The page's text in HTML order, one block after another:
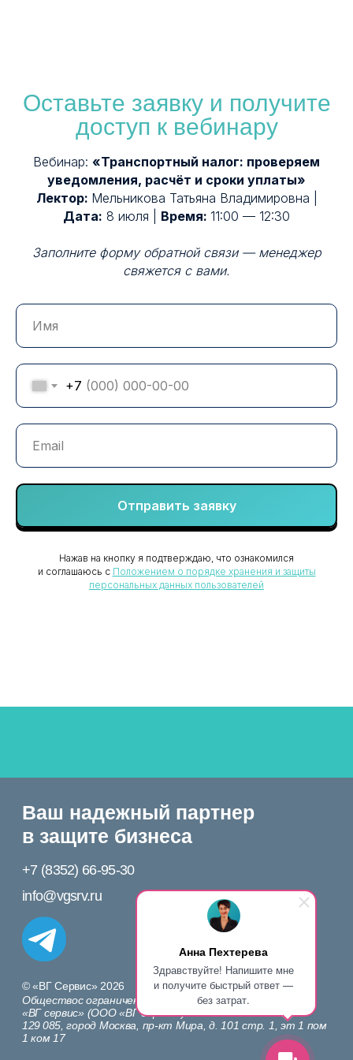
Анна Пехтерева
Здравствуйте! Напишите мне
и получите быстрый ответ —
без затрат.
Оставьте заявку и получите
доступ к вебинару
Вебинар: «Транспортный налог: проверяем
уведомления, расчёт и сроки уплаты»
Лектор: Мельникова Татьяна Владимировна |
Дата: 8 июля | Время: 11:00 — 12:30
Заполните форму обратной связи — менеджер
свяжется с вами.
+7
Отправить заявку
Нажав на кнопку я подтверждаю, что ознакомился
и соглашаюсь с Положением о порядке хранения и защиты
персональных данных пользователей
Ваш надежный партнер
Непубличная оферта (договор) о предоставлении доступа